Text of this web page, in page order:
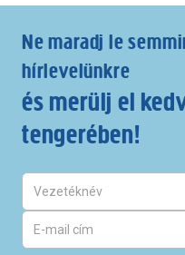
Ne maradj le
hírlevelünkre
és merülj el
tengerében!